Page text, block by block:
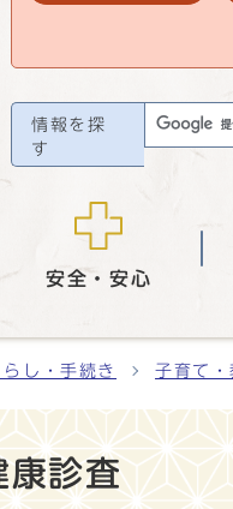
情報を探
す
安全・安心
らし・手続き 子育て・
診査